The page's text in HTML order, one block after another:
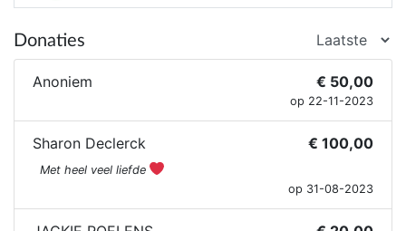
Donaties
Anoniem € 50,00
op 22-11-2023
Sharon Declerck € 100,00
Met heel veel liefde
op 31-08-2023